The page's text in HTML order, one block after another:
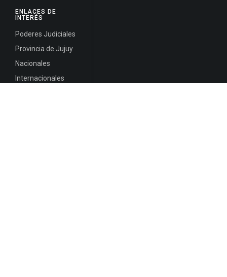
ENLACES DE
INTERÉS
Poderes Judiciales
Provincia de Jujuy
Nacionales
Internacionales